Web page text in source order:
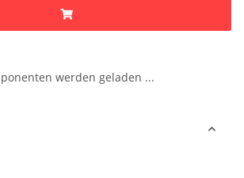
werden geladen ...